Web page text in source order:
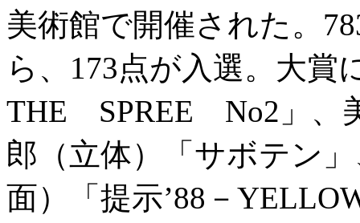
美術館で開催された。
ら、173点が入選。大
THE SPREE No2」、
郎（立体）「サボテン
面）「提示’88－